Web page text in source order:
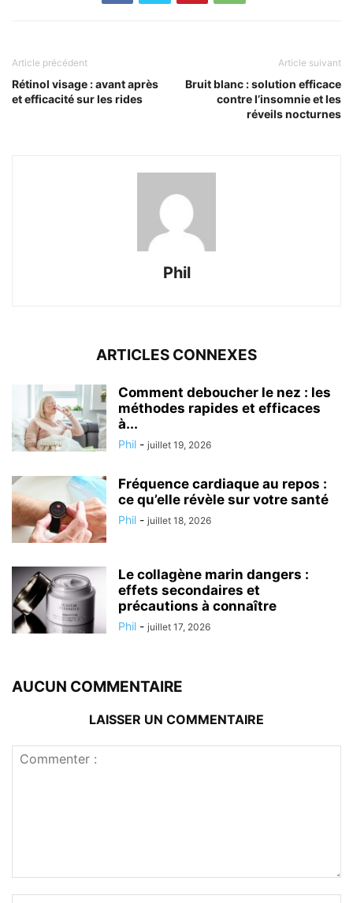
Article précédent
Rétinol visage : avant après
et efficacité sur les rides
Article suivant
Bruit blanc : solution efficace
contre l’insomnie et les
réveils nocturnes
Phil
ARTICLES CONNEXES
Comment deboucher le nez : les
méthodes rapides et efficaces
à...
Phil - juillet 19, 2026
Fréquence cardiaque au repos :
ce qu’elle révèle sur votre santé
Phil - juillet 18, 2026
Le collagène marin dangers :
effets secondaires et
précautions à connaître
Phil - juillet 17, 2026
AUCUN COMMENTAIRE
LAISSER UN COMMENTAIRE